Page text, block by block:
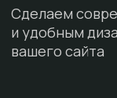
Сделаем
и удобным
вашего сайта